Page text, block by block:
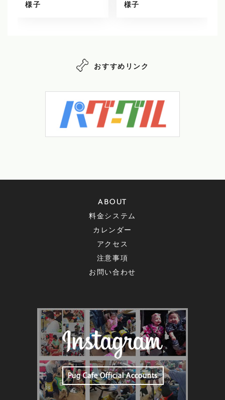
様子
様子
おすすめリンク
ABOUT
料金システム
カレンダー
アクセス
注意事項
お問い合わせ